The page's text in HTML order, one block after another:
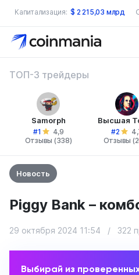
Капитализация: $ 2 215,03 млрд
ТОП-3 трейдеры
Samorph
#1
4,9
Отзывы (338)
Высшая
#2
Отзывы
Новость
Piggy Bank –
29 октября 2024 11:54 / 322
Выбирай из